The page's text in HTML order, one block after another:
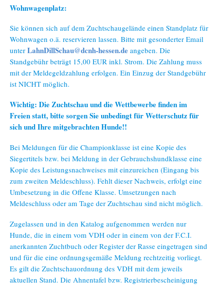
Wohnwagenplatz:
Sie können sich auf dem Zuchtschaugelände einen Standplatz für
Wohnwagen o.ä. reservieren lassen. Bitte mit gesonderter Email
unter LahnDillSchau@dcnh-hessen.de angeben. Die
Standgebühr beträgt 15,00 EUR inkl. Strom. Die Zahlung muss
mit der Meldegeldzahlung erfolgen. Ein Einzug der Standgebühr
ist NICHT möglich.
Wichtig: Die Zuchtschau und die Wettbewerbe finden im
Freien statt, bitte sorgen Sie unbedingt für Wetterschutz für
sich und Ihre mitgebrachten Hunde!!
Bei Meldungen für die Championklasse ist eine Kopie des
Siegertitels bzw. bei Meldung in der Gebrauchshundklasse eine
Kopie des Leistungsnachweises mit einzureichen (Eingang bis
zum zweiten Meldeschluss). Fehlt dieser Nachweis, erfolgt eine
Umbesetzung in die Offene Klasse. Umsetzungen nach
Meldeschluss oder am Tage der Zuchtschau sind nicht möglich.
Zugelassen und in den Katalog aufgenommen werden nur
Hunde, die in einem vom VDH oder in einem von der F.C.I.
anerkannten Zuchtbuch oder Register der Rasse eingetragen sind
und für die eine ordnungsgemäße Meldung rechtzeitig vorliegt.
Es gilt die Zuchtschauordnung des VDH mit dem jeweils
aktuellen Stand. Die Ahnentafel bzw. Registrierbescheinigung